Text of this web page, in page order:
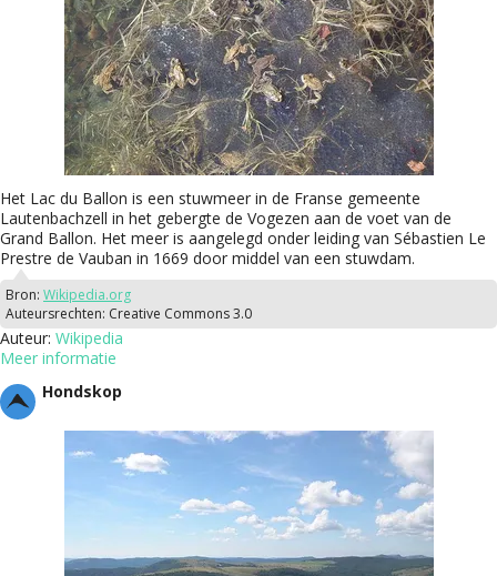
Het Lac du Ballon is een stuwmeer in de Franse gemeente
Lautenbachzell in het gebergte de Vogezen aan de voet van de
Grand Ballon. Het meer is aangelegd onder leiding van Sébastien Le
Prestre de Vauban in 1669 door middel van een stuwdam.
Bron: Wikipedia.org
Auteursrechten: Creative Commons 3.0
Auteur: Wikipedia
Meer informatie
Hondskop